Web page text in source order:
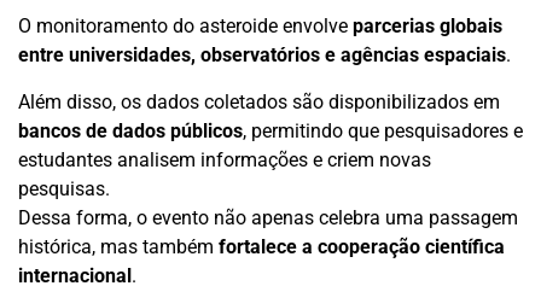
O monitoramento do asteroide envolve parcerias globais
entre universidades, observatórios e agências espaciais.
Além disso, os dados coletados são disponibilizados em
bancos de dados públicos, permitindo que pesquisadores e
estudantes analisem informações e criem novas
pesquisas.
Dessa forma, o evento não apenas celebra uma passagem
histórica, mas também fortalece a cooperação científica
internacional .